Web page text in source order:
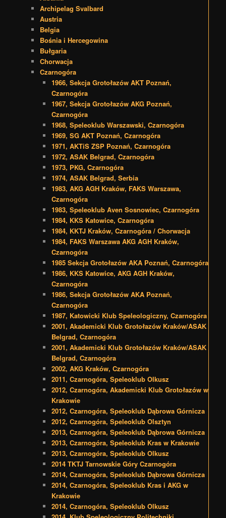
Archipelag Svalbard
Austria
Belgia
Bośnia i Hercegowina
Bułgaria
Chorwacja
Czarnogóra
1966, Sekcja Grotołazów AKT Poznań,
Czarnogóra
1967, Sekcja Grotołazów AKG Poznań,
Czarnogóra
1968, Speleoklub Warszawski, Czarnogóra
1969, SG AKT Poznań, Czarnogóra
1971, AKTiS ZSP Poznań, Czarnogóra
1972, ASAK Belgrad, Czarnogóra
1973, PKG, Czarnogóra
1974, ASAK Belgrad, Serbia
1983, AKG AGH Kraków, FAKS Warszawa,
Czarnogóra
1983, Speleoklub Aven Sosnowiec, Czarnogóra
1984, KKS Katowice, Czarnogóra
1984, KKTJ Kraków, Czarnogóra / Chorwacja
1984, FAKS Warszawa AKG AGH Kraków,
Czarnogóra
1985 Sekcja Grotołazów AKA Poznań, Czarnogóra
1986, KKS Katowice, AKG AGH Kraków,
Czarnogóra
1986, Sekcja Grotołazów AKA Poznań,
Czarnogóra
1987, Katowicki Klub Speleologiczny, Czarnogóra
2001, Akademicki Klub Grotołazów Kraków/ASAK
Belgrad, Czarnogóra
2001, Akademicki Klub Grotołazów Kraków/ASAK
Belgrad, Czarnogóra
2002, AKG Kraków, Czarnogóra
2011, Czarnogóra, Speleoklub Olkusz
2012, Czarnogóra, Akademicki Klub Grotołazów w
Krakowie
2012, Czarnogóra, Speleoklub Dąbrowa Górnicza
2012, Czarnogóra, Speleoklub Olsztyn
2013, Czarnogóra, Speleoklub Dąbrowa Górnicza
2013, Czarnogóra, Speleoklub Kras w Krakowie
2013, Czarnogóra, Speleoklub Olkusz
2014 TKTJ Tarnowskie Góry Czarnogóra
2014, Czarnogóra, Speleoklub Dąbrowa Górnicza
2014, Czarnogóra, Speleoklub Kras i AKG w
Krakowie
2014, Czarnogóra, Speleoklub Olkusz